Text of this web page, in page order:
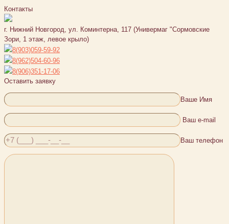
Контакты
г. Нижний Новгород, ул. Коминтерна, 117 (Универмаг "Сормовские
Зори, 1 этаж, левое крыло)
8(903)059-59-92
8(962)504-60-96
8(906)351-17-06
Оставить заявку
Ваше Имя
Ваш e-mail
Ваш телефон